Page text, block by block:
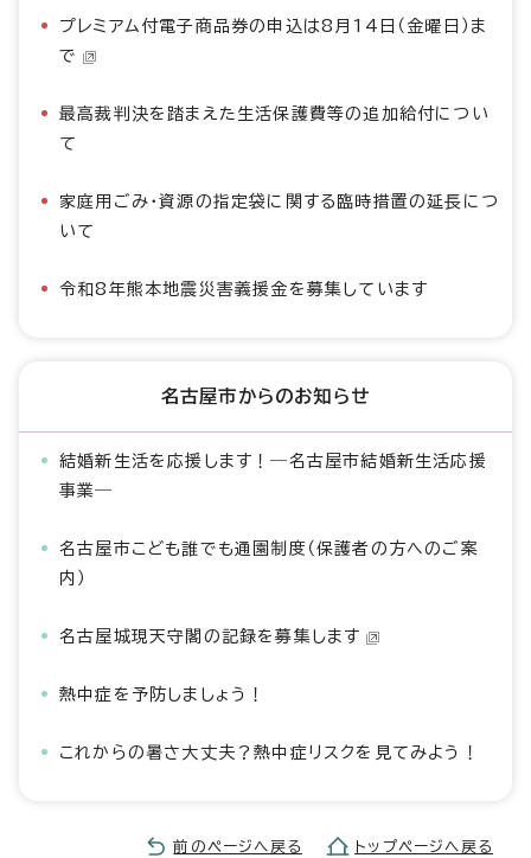
プレミアム付電子商品券の申込は8月14日（金曜日）ま
で
最高裁判決を踏まえた生活保護費等の追加給付につい
て
家庭用ごみ・資源の指定袋に関する臨時措置の延長につ
いて
令和8年熊本地震災害義援金を募集しています
名古屋市からのお知らせ
結婚新生活を応援します！―名古屋市結婚新生活応援
事業―
名古屋市こども誰でも通園制度（保護者の方へのご案
内）
名古屋城現天守閣の記録を募集します
熱中症を予防しましょう！
これからの暑さ大丈夫？熱中症リスクを見てみよう！
前のページへ戻る トップページへ戻る